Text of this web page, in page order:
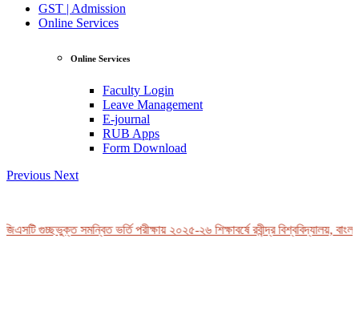
GST | Admission
Online Services
Online Services
Faculty Login
Leave Management
E-journal
RUB Apps
Form Download
Previous Next
গুচ্ছভুক্ত সমন্বিত ভর্তি পরীক্ষায় ২০২৫-২৬ শিক্ষাবর্ষে রবীন্দ্র বিশ্ববিদ্যালয়,